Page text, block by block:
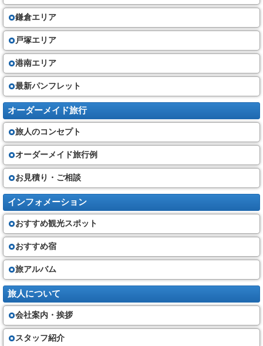
③お客さまが当社に対して暴力的な要求行為、不当な要求行為、取引に関
して脅迫的な言動若しくは暴力を用いる行為又はこれらに準ずる行為を行
ったとき。
④お客さまが風説を流布し、偽計を用い若しくは威力を用いて当社の信用
を毀損し若しくは当社の業務を妨害する行為又はこれらに準ずる行為を行
ったとき。
⑤その他当社の業務上の都合で、お申込みをお断りすることがあります。
旅行代金
（４）旅行開始日までの契約書面に記載する期日までに、当社に対し、契
約書面に記載する金額の旅行代金を支払って頂きます。（最終書面の作成
時期時点で運賃・料金を基準と致します）
（５）旅行代金に含まれるもの
①旅行日程に明示した運送機関の運賃・料金(普通席)
②旅行日程に明示した宿泊の代金及び税・サービス料、食事の代金及びー
税・サービス料、観光の代金(入場料金・ガイド料金)
③添乗サービス代金
その他は旅行代金に含まれません。
契約の成立と契約書面・確定書面の交付
（６）旅行契約は、当社が契約の締結を承諾し、旅行代金を受領した時に
成立するものとします。
①当社は、旅行契約が成立した場合は速やかに、旅行日程、旅行サービス
の内容、旅行代金その他の旅行条件及び当社の責任に関する事項を記載し
た書面（以下「契約書面」という）を お客さまにお渡します。
②契約書面で、確定された旅行日程又は運送若しくは宿泊機関の名称が記
載できない場合には、これらの確定状況を記載した書面（最終日程表）
（以下「確定書面」という）を旅行開始日の前日までに交付いたします。
但し、旅行開始日の前日から起算してさかのぼって７日前に当る日以降に
旅行契約の申込みがなされた場合は、旅行開始日当日に確定書面を交付す
る場合があります。また、交付期日前であってもお問い合わせいただけれ
ば当社は手配状況についてご説明いたします。
お客様の交替
鎌倉エリア
戸塚エリア
港南エリア
最新パンフレット
オーダーメイド旅行
旅人のコンセプト
オーダーメイド旅行例
お見積り・ご相談
インフォメーション
おすすめ観光スポット
おすすめ宿
旅アルバム
旅人について
会社案内・挨拶
スタッフ紹介